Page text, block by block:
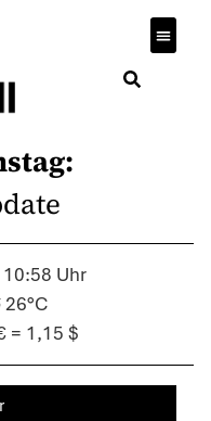
10:58 Uhr
26°C
= 1,15 $